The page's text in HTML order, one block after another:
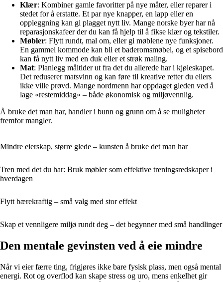
Klær: Kombiner gamle favoritter på nye måter, eller reparer i
stedet for å erstatte. Et par nye knapper, en lapp eller en
oppleggning kan gi plagget nytt liv. Mange norske byer har nå
reparasjonskafeer der du kan få hjelp til å fikse klær og tekstiler.
Møbler: Flytt rundt, mal om, eller gi møblene nye funksjoner.
En gammel kommode kan bli et baderomsmøbel, og et spisebord
kan få nytt liv med en duk eller et strøk maling.
Mat: Planlegg måltider ut fra det du allerede har i kjøleskapet.
Det reduserer matsvinn og kan føre til kreative retter du ellers
ikke ville prøvd. Mange nordmenn har oppdaget gleden ved å
lage «restemiddag» – både økonomisk og miljøvennlig.
Å bruke det man har, handler i bunn og grunn om å se muligheter
fremfor mangler.
Mindre eierskap, større glede – kunsten å bruke det man har
Tren med det du har: Bruk møbler som effektive treningsredskaper i
hverdagen
Flytt bærekraftig – små valg med stor effekt
Skap et vennligere miljø rundt deg – det begynner med små handlinger
Den mentale gevinsten ved å eie mindre
Når vi eier færre ting, frigjøres ikke bare fysisk plass, men også mental
energi. Rot og overflod kan skape stress og uro, mens enkelhet gir